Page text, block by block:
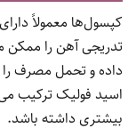
قرص‌های آهن کلاسیک
فومارات یا فروس
دنیا محسوب
طولانی، بیشترین
میزان جذب: